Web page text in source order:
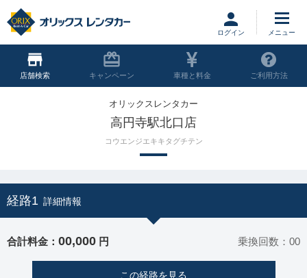
ログイン
店舗 キャンペーン 車種と料金 ご利用方法
オリックスレンタカー
高円寺駅北口店
コウエンジエキキタグチテン
経路1 詳細情報
合計料金： 00,000 円 乗換回数：00
この経路を見る